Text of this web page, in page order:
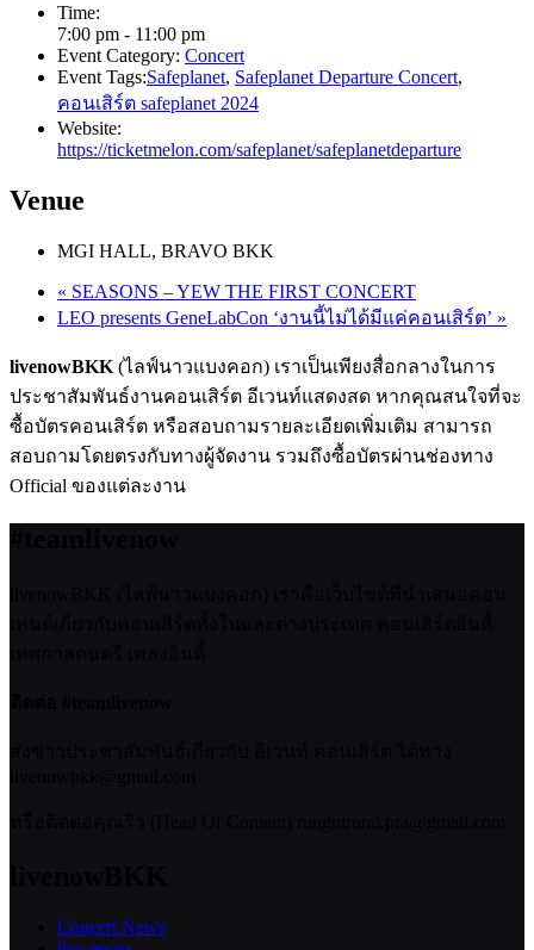
Time:
7:00 pm - 11:00 pm
Event Category: Concert
Event Tags:Safeplanet, Safeplanet Departure Concert,
คอนเสิร์ต safeplanet 2024
Website:
https://ticketmelon.com/safeplanet/safeplanetdeparture
Venue
MGI HALL, BRAVO BKK
« SEASONS – YEW THE FIRST CONCERT
LEO presents GeneLabCon ‘งานนี้ไม่ได้มีแค่คอนเสิร์ต’ »
livenowBKK (ไลฟ์นาวแบงคอก) เราเป็นเพียงสื่อกลางในการ
ประชาสัมพันธ์งานคอนเสิร์ต อีเวนท์แสดงสด หากคุณสนใจที่จะ
ซื้อบัตรคอนเสิร์ต หรือสอบถามรายละเอียดเพิ่มเติม สามารถ
สอบถามโดยตรงกับทางผู้จัดงาน รวมถึงซื้อบัตรผ่านช่องทาง
Official ของแต่ละงาน
Concert News